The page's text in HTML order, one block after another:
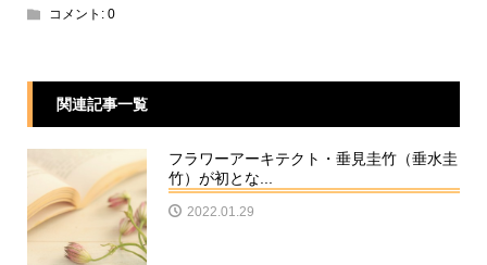
コメント: 0
関連記事一覧
フラワーアーキテクト・垂見圭竹（垂水圭
竹）が初とな...
2022.01.29